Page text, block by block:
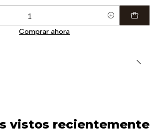
Comprar ahora
vistos recientemente